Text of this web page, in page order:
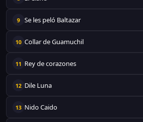
9 Se les peló Baltazar
10 Collar de Guamuchil
11 Rey de corazones
12 Dile Luna
13 Nido Caido